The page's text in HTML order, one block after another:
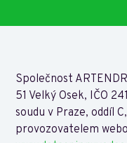
Společnost
51 Velký Osek, IČO
soudu v Praze, oddíl
provozovatelem